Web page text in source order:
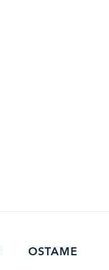
OSTAME